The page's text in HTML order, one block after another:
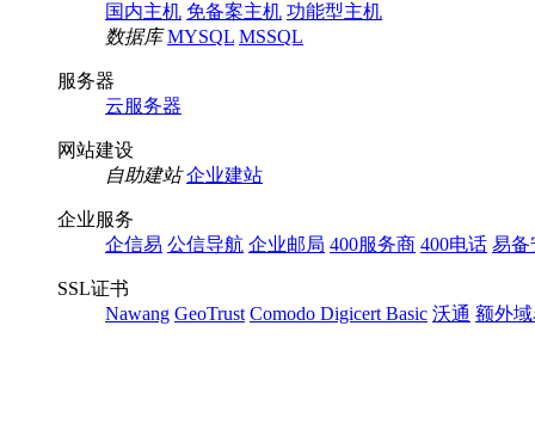
国内主机 免备案主机 功能型主机
数据库 MYSQL MSSQL
服务器
云服务器
网站建设
自助建站 企业建站
企业服务
企信易 公信导航 企业邮局 400服务商 400电话 易备
SSL证书
Nawang GeoTrust Comodo Digicert Basic 沃通 额外